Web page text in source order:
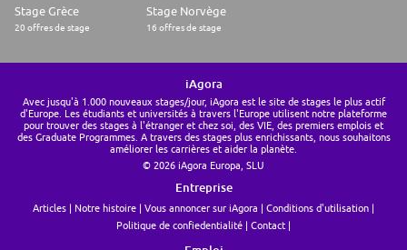
Stage Grèce
20 offres de stage
Stage Norvège
16 offres de stage
iAgora
Avec jusqu'à 1.000 nouveaux stages/jour, iAgora est le site de stages le plus actif
d'Europe. Les étudiants et universités à travers l'Europe utilisent notre plateforme
pour trouver des stages à l'étranger et chez soi, des VIE, des premiers emplois et
des Graduate Programmes. A travers des stages plus enrichissants, nous souhaitons
améliorer les carrières et aider la planète.
© 2026 iAgora Europa, SLU
Entreprise
Articles Notre histoire Vous annoncer sur iAgora
Conditions d'utilisation
Politique de confiedentialité
Contact